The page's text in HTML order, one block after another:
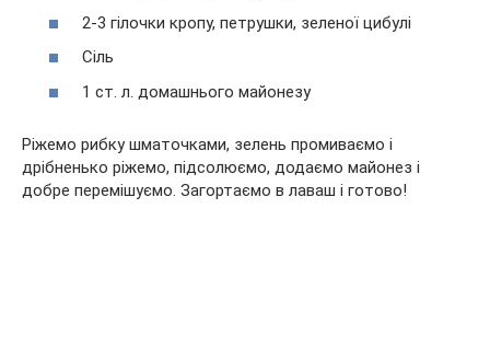
2-3 гілочки кропу, петрушки, зеленої цибулі
Сіль
1 ст. л. домашнього майонезу
Ріжемо рибку шматочками, зелень промиваємо і
дрібненько ріжемо, підсолюємо, додаємо майонез і
добре перемішуємо. Загортаємо в лаваш і готово!